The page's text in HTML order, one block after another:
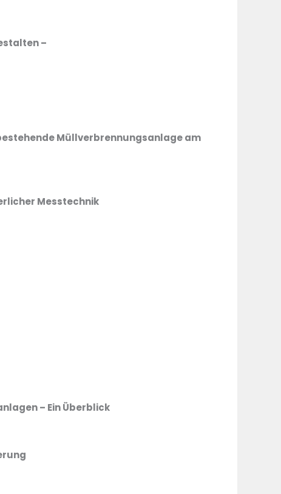
–
Müllverbrennungsanlage am
Messtechnik
– Ein Überblick